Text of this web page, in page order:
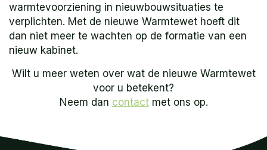
warmtevoorziening in nieuwbouwsituaties te
verplichten. Met de nieuwe Warmtewet hoeft dit
dan niet meer te wachten op de formatie van een
nieuw kabinet.
Wilt u meer weten over wat de nieuwe Warmtewet
voor u betekent?
Neem dan contactmet ons op.